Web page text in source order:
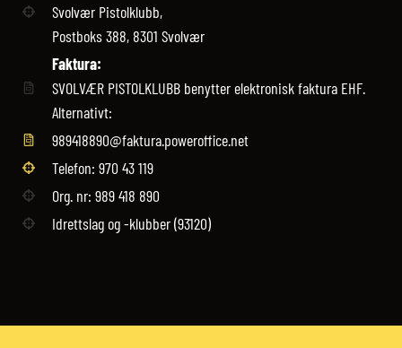
Svolvær Pistolklubb,
Postboks 388, 8301 Svolvær
Faktura:
SVOLVÆR PISTOLKLUBB benytter elektronisk faktura EHF.
Alternativt:
989418890@faktura.poweroffice.net
Telefon: 970 43 119‬
Org. nr: 989 418 890
Idrettslag og -klubber (93120)